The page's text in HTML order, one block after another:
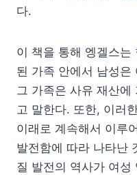
다.
이 책을 통해 엥겔스는
된 가족 안에서 남성은
그 가족은 사유 재산에
고 말한다. 또한, 이러
이래로 계속해서 이루
발전함에 따라 나타난
질 발전의 역사가 여성